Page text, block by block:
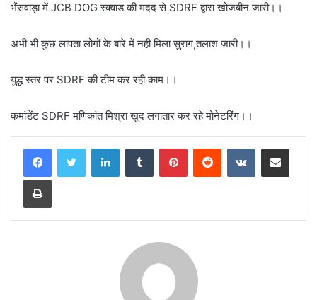
भैंसवाड़ा में JCB DOG स्क्वाड की मदद से SDRF द्वारा खोजबीन जारी।।
अभी भी कुछ लापता लोगों के बारे में नही मिला सुराग,तलाश जारी।।
युद्ध स्तर पर SDRF की टीम कर रही काम।।
कमांडेंट SDRF मणिकांत मिश्रा खुद लगातार कर रहे मोनेटरिंग।।
LinkedInTumblr PinterestReddit VKontakteShare via Email
Print